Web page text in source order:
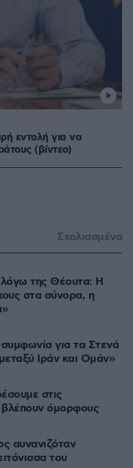
εντολή για να
(βίντεο)
Σχολιασμένα
λόγω της Θέουτα: Η
στα σύνορα, η
Ιράν και Ομάν»
στις
όμορφους
αυνανιζόταν
του